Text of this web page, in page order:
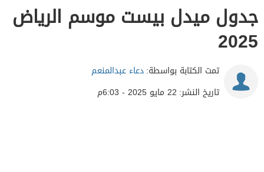
جدول ميدل بيست موسم الرياض
2025
تمت الكتابة بواسطة:دعاء عبدالمنعم
تاريخ النشر: 22 مايو 2025 - 6:03م